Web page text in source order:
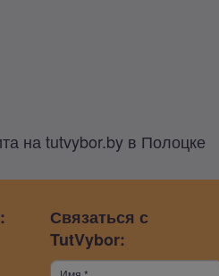
на tutvybor.by в Полоцке
Связаться с
TutVybor: